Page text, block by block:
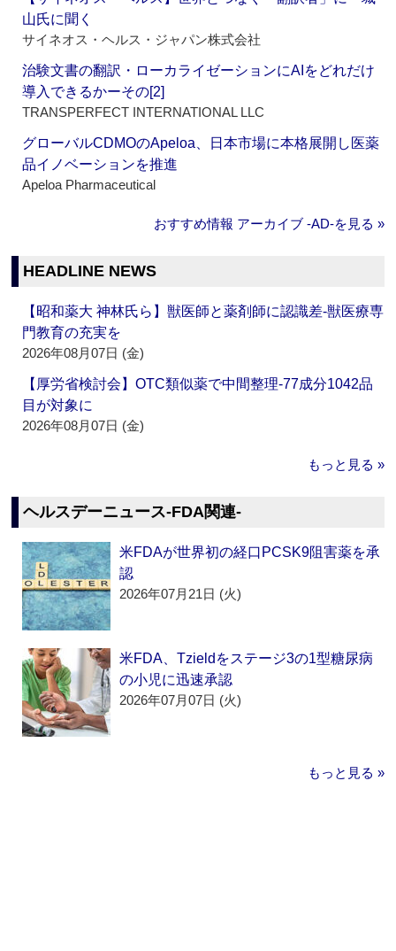
山氏に聞く
サイネオス・ヘルス・ジャパン株式会社
治験文書の翻訳・ローカライゼーションにAIをどれだけ
導入できるかーその[2]
TRANSPERFECT INTERNATIONAL LLC
グローバルCDMOのApeloa、日本市場に本格展開し医薬
品イノベーションを推進
Apeloa Pharmaceutical
おすすめ情報 アーカイブ ‐AD‐を見る »
HEADLINE NEWS
【昭和薬大 神林氏ら】獣医師と薬剤師に認識差‐獣医療専
門教育の充実を
2026年08月07日 (金)
【厚労省検討会】OTC類似薬で中間整理‐77成分1042品
目が対象に
2026年08月07日 (金)
もっと見る »
ヘルスデーニュース‐FDA関連‐
米FDAが世界初の経口PCSK9阻害薬を承
認
2026年07月21日 (火)
米FDA、Tzieldをステージ3の1型糖尿病
の小児に迅速承認
2026年07月07日 (火)
もっと見る »